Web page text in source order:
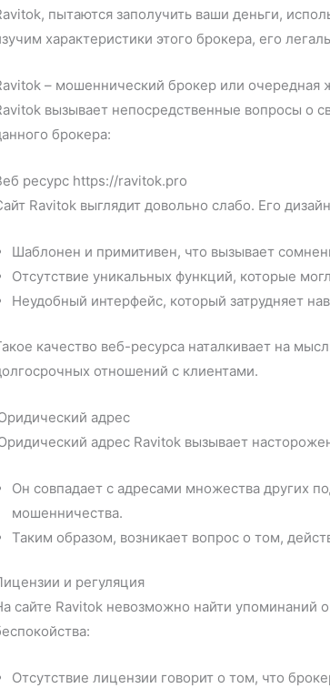
пытаются заполучить ваши деньги,
характеристики этого брокера, его
– мошеннический брокер или очередная
вызывает непосредственные вопросы о
брокера:
ресурс https://ravitok.pro
Ravitok выглядит довольно слабо. Его
Шаблонен и примитивен, что вызывает
Отсутствие уникальных функций, которые
Неудобный интерфейс, который затрудняет
качество веб-ресурса наталкивает на
отношений с клиентами.
адрес
адрес Ravitok вызывает
Он совпадает с адресами множества других
мошенничества.
Таким образом, возникает вопрос о том,
и регуляция
сайте Ravitok невозможно найти упоминаний
Отсутствие лицензии говорит о том, что